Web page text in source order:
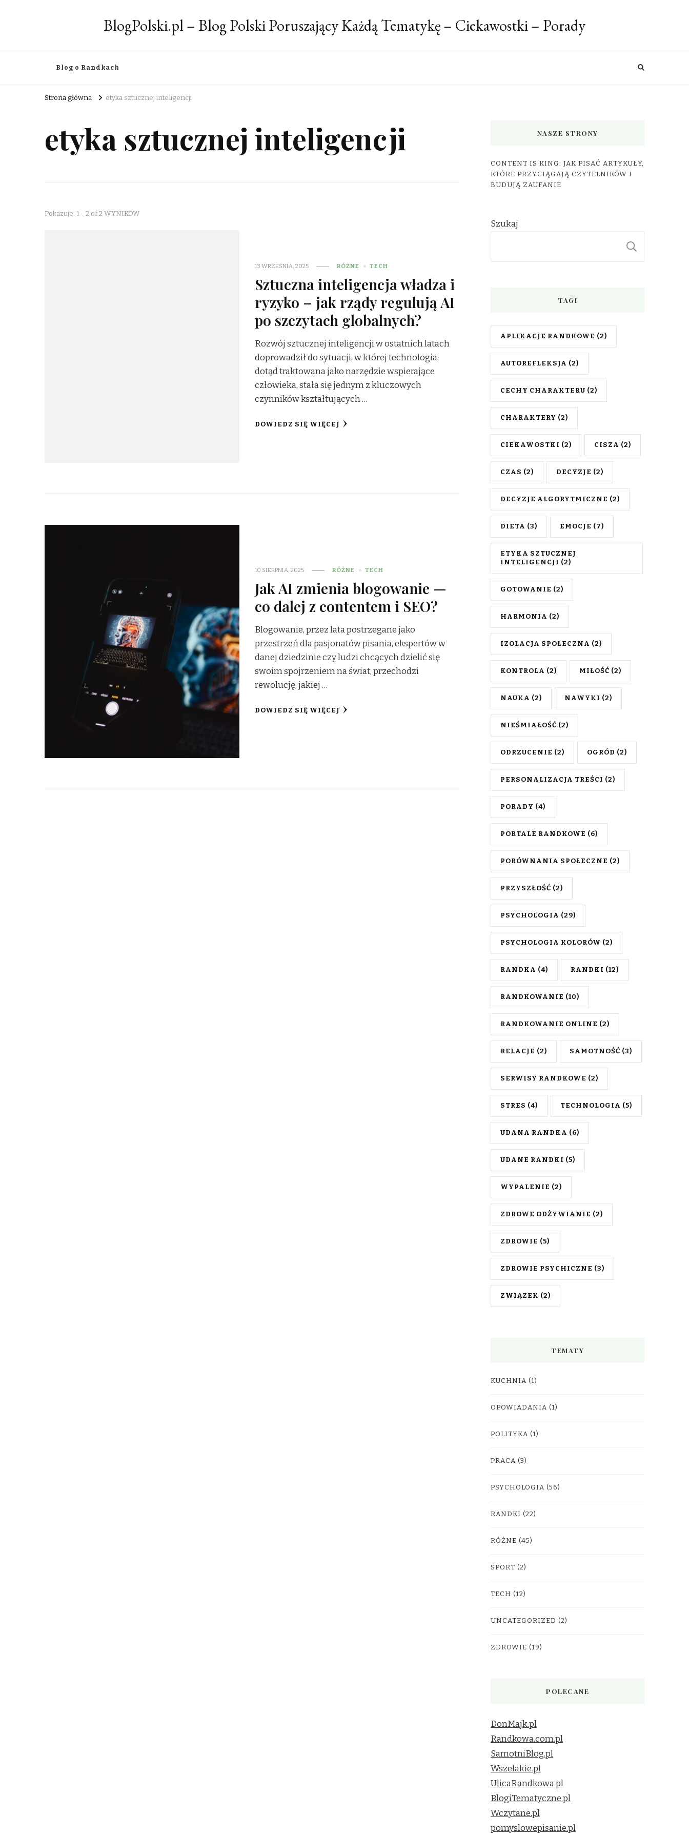
BlogPolski.pl – Blog Polski Poruszający Każdą Tematykę – Ciekawostki – Porady
Blog o Randkach
Strona główna etyka sztucznej inteligencji
etyka sztucznej inteligencji
Pokazuje: 1 - 2 of 2 WYNIKÓW
13 WRZEŚNIA, 2025 RÓŻNE TECH
Sztuczna inteligencja władza i
ryzyko – jak rządy regulują AI
po szczytach globalnych?
Rozwój sztucznej inteligencji w ostatnich latach
doprowadził do sytuacji, w której technologia,
dotąd traktowana jako narzędzie wspierające
człowieka, stała się jednym z kluczowych
czynników kształtujących …
DOWIEDZ SIĘ WIĘCEJ
10 SIERPNIA, 2025 RÓŻNE TECH
Jak AI zmienia blogowanie —
co dalej z contentem i SEO?
Blogowanie, przez lata postrzegane jako
przestrzeń dla pasjonatów pisania, ekspertów w
danej dziedzinie czy ludzi chcących dzielić się
swoim spojrzeniem na świat, przechodzi
rewolucję, jakiej …
DOWIEDZ SIĘ WIĘCEJ
NASZE STRONY
CONTENT IS KING: JAK PISAĆ ARTYKUŁY,
KTÓRE PRZYCIĄGAJĄ CZYTELNIKÓW I
BUDUJĄ ZAUFANIE
Szukaj
TAGI
APLIKACJE RANDKOWE (2)
AUTOREFLEKSJA (2)
CECHY CHARAKTERU (2)
CHARAKTERY (2)
CIEKAWOSTKI (2) CISZA (2)
CZAS (2) DECYZJE (2)
DECYZJE ALGORYTMICZNE (2)
DIETA (3) EMOCJE (7)
ETYKA SZTUCZNEJ
INTELIGENCJI (2)
GOTOWANIE (2)
HARMONIA (2)
IZOLACJA SPOŁECZNA (2)
KONTROLA (2) MIŁOŚĆ (2)
NAUKA (2) NAWYKI (2)
NIEŚMIAŁOŚĆ (2)
ODRZUCENIE (2) OGRÓD (2)
PERSONALIZACJA TREŚCI (2)
PORADY (4)
PORTALE RANDKOWE (6)
PORÓWNANIA SPOŁECZNE (2)
PRZYSZŁOŚĆ (2)
PSYCHOLOGIA (29)
PSYCHOLOGIA KOLORÓW (2)
RANDKA (4) RANDKI (12)
RANDKOWANIE (10)
RANDKOWANIE ONLINE (2)
RELACJE (2) SAMOTNOŚĆ (3)
SERWISY RANDKOWE (2)
STRES (4) TECHNOLOGIA (5)
UDANA RANDKA (6)
UDANE RANDKI (5)
WYPALENIE (2)
ZDROWE ODŻYWIANIE (2)
ZDROWIE (5)
ZDROWIE PSYCHICZNE (3)
ZWIĄZEK (2)
TEMATY
KUCHNIA (1)
OPOWIADANIA (1)
POLITYKA (1)
PRACA (3)
PSYCHOLOGIA (56)
RANDKI (22)
RÓŻNE (45)
SPORT (2)
TECH (12)
UNCATEGORIZED (2)
ZDROWIE (19)
POLECANE
DonMajk.pl
Randkowa.com.pl
SamotniBlog.pl
Wszelakie.pl
UlicaRandkowa.pl
BlogiTematyczne.pl
Wczytane.pl
pomyslowepisanie.pl